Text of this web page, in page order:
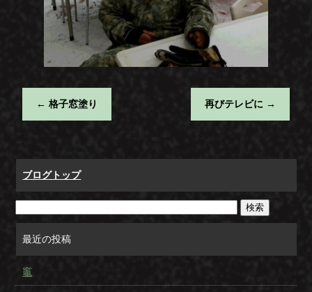
← 格子窓塗り 再びテレビに →
ブログトップ
最近の投稿
竈